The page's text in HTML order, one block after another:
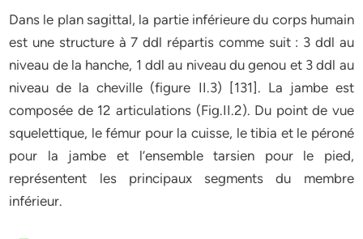
Dans le plan sagittal, la partie inférieure du corps humain
est une structure à 7 ddl répartis comme suit : 3 ddl au
niveau de la hanche, 1 ddl au niveau du genou et 3 ddl au
niveau de la cheville (figure II.3) [131]. La jambe est
composée de 12 articulations (Fig.II.2). Du point de vue
squelettique, le fémur pour la cuisse, le tibia et le péroné
pour la jambe et l’ensemble tarsien pour le pied,
représentent les principaux segments du membre
inférieur.